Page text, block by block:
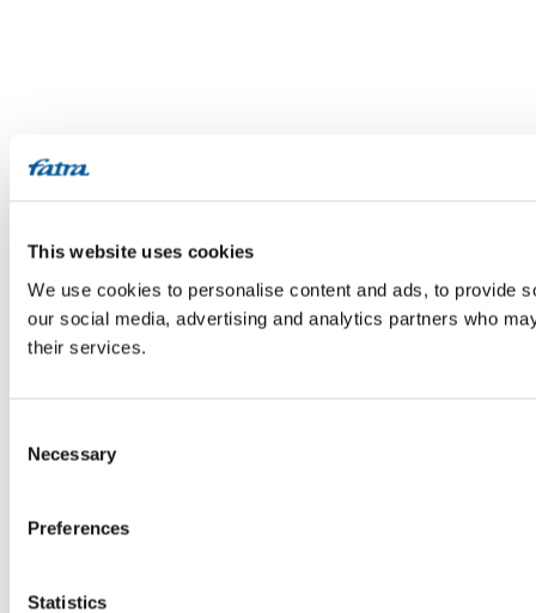
This website uses cookies
We use cookies to personalise content and ads, to provide
our social media, advertising and analytics partners who
their services.
Selection
Necessary
Preferences
Statistics